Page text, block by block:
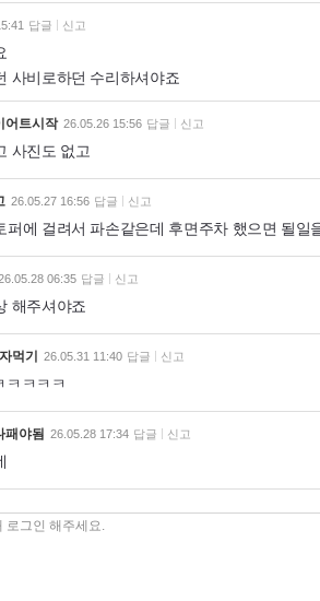
답글 신고
사비로하던 수리하셔야죠
어트시작 26.05.26 15:56 답글 신고
사진도 없고
26.05.27 16:56 답글 신고
퍼에 걸려서 파손같은데 후면주차 했으면 될
06:35 답글 신고
해주셔야죠
먹기 26.05.31 11:40 답글 신고
ㅋㅋㅋㅋ
패야됨 26.05.28 17:34 답글 신고